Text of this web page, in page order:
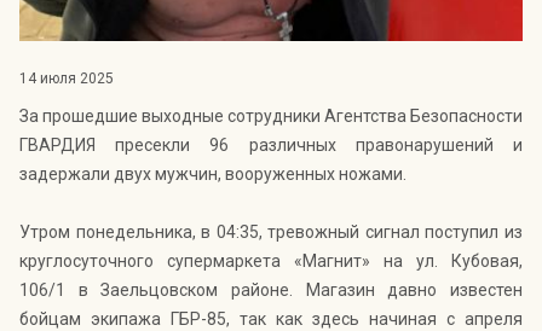
14 июля 2025
За прошедшие выходные сотрудники Агентства Безопасности
ГВАРДИЯ пресекли 96 различных правонарушений и
задержали двух мужчин, вооруженных ножами.
Утром понедельника, в 04:35, тревожный сигнал поступил из
круглосуточного супермаркета «Магнит» на ул. Кубовая,
106/1 в Заельцовском районе. Магазин давно известен
бойцам экипажа ГБР-85, так как здесь начиная с апреля